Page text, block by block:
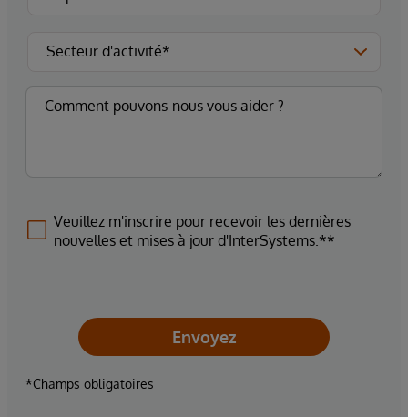
Veuillez m'inscrire pour recevoir les dernières
nouvelles et mises à jour d'InterSystems.**
Envoyez
*Champs obligatoires